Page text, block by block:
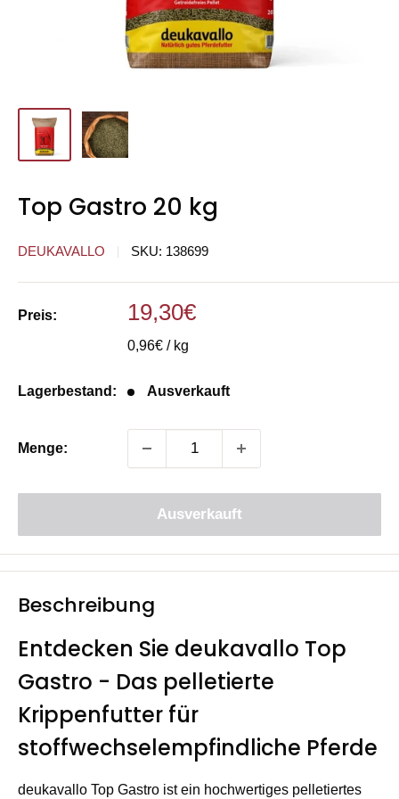
Top Gastro 20 kg
DEUKAVALLO SKU: 138699
Preis: Sonderpreis
19,30€
0,96€ / kg
Lagerbestand: Ausverkauft
Menge:
Ausverkauft
Beschreibung
Entdecken Sie deukavallo Top
Gastro - Das pelletierte
Krippenfutter für
stoffwechselempfindliche Pferde
deukavallo Top Gastro ist ein hochwertiges pelletiertes